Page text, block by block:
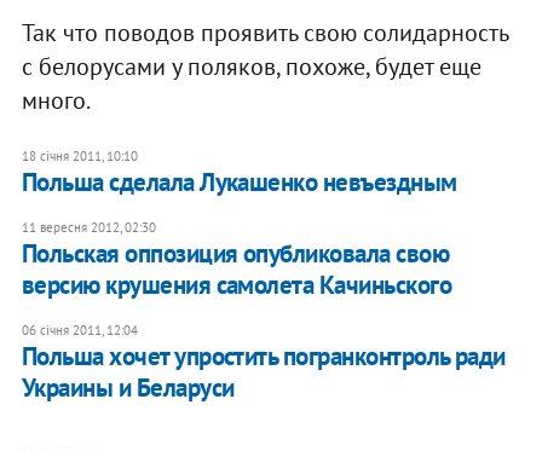
Так что поводов проявить свою солидарность
с белорусами у поляков, похоже, будет еще
много.
18 січня 2011, 10:10
Польша сделала Лукашенко невъездным
11 вересня 2012, 02:30
Польская оппозиция опубликовала свою
версию крушения самолета Качиньского
06 січня 2011, 12:04
Польша хочет упростить погранконтроль ради
Украины и Беларуси